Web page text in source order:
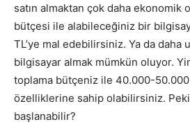
satın almaktan çok daha ekonomik
bütçesi ile alabileceğiniz bir
TL’ye mal edebilirsiniz. Ya da daha
bilgisayar almak mümkün oluyor.
toplama bütçeniz ile 40.000-50.000
özelliklerine sahip olabilirsiniz. Peki
başlanabilir?